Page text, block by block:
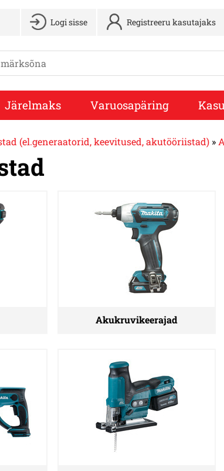
Logi sisse Registreeru kasutajaks
Järelmaks Varuosapäring
(el.generaatorid, keevitused, akutööriistad) »
Akukruvikeerajad